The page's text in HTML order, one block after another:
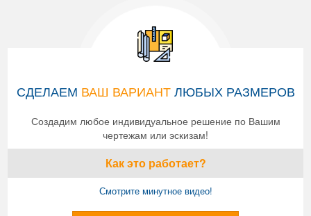
СДЕЛАЕМ ВАШ ВАРИАНТЛЮБЫХ РАЗМЕРОВ
Создадим любое индивидуальное решение по Вашим
чертежам или эскизам!
Как это работает?
Смотрите минутное видео!